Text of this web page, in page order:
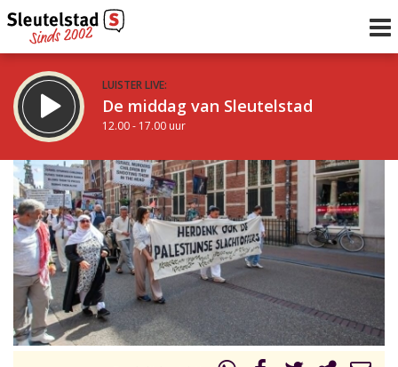
LUISTER LIVE:
De middag van Sleutelstad
12.00 - 17.00 uur
STRAKS:
Sleutelstad 30
17.00 - 19.00 uur
Vorig uur
uur 1 van 0 Volgend uur
Inklappen